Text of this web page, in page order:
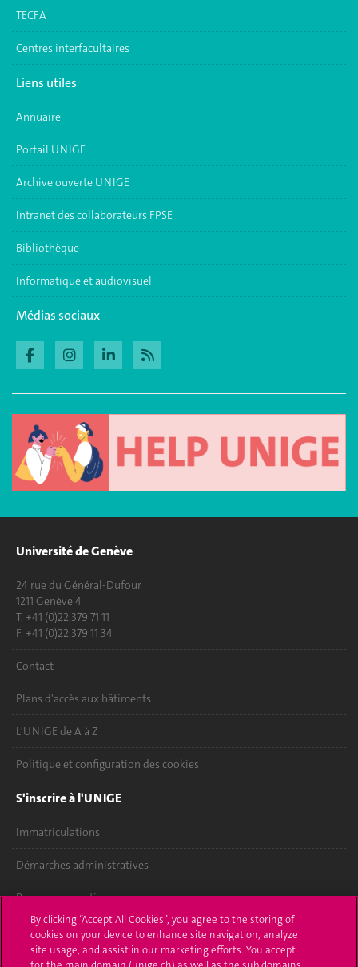
TECFA
Centres interfacultaires
Liens utiles
Annuaire
Portail UNIGE
Archive ouverte UNIGE
Intranet des collaborateurs FPSE
Bibliothèque
Informatique et audiovisuel
Médias sociaux
Université de Genève
24 rue du Général-Dufour
1211 Genève 4
T. +41 (0)22 379 71 11
F. +41 (0)22 379 11 34
Contact
Plans d'accès aux bâtiments
L'UNIGE de A à Z
Politique et configuration des cookies
S'inscrire à l'UNIGE
Immatriculations
Démarches administratives
Poser une question
L'UNIGE vous informe
By clicking “Accept All Cookies”, you agree to the storing of
cookies on your device to enhance site navigation, analyze
site usage, and assist in our marketing efforts. You accept